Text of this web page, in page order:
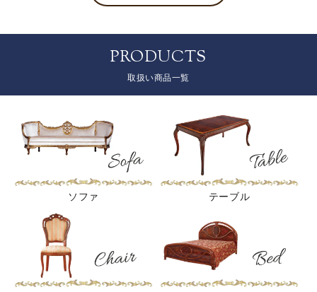
PRODUCTS
取扱い商品一覧
ソファ テーブル